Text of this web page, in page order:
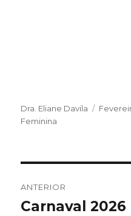
Autor
Dra. Eliane Davila
Feminina
de
ANTERIOR
Artigo
Carnaval